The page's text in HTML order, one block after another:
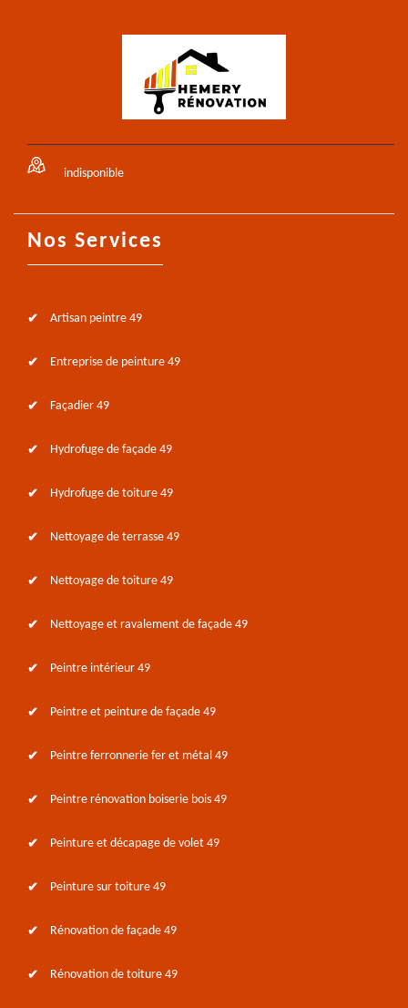
indisponible
Nos Services
Artisan peintre 49
Entreprise de peinture 49
Façadier 49
Hydrofuge de façade 49
Hydrofuge de toiture 49
Nettoyage de terrasse 49
Nettoyage de toiture 49
Nettoyage et ravalement de façade 49
Peintre intérieur 49
Peintre et peinture de façade 49
Peintre ferronnerie fer et métal 49
Peintre rénovation boiserie bois 49
Peinture et décapage de volet 49
Peinture sur toiture 49
Rénovation de façade 49
Rénovation de toiture 49